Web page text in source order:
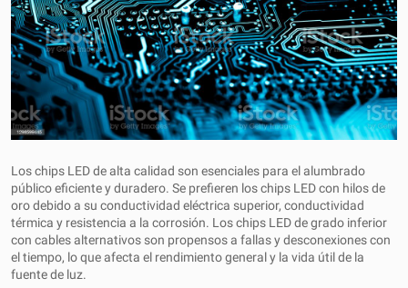
Los chips LED de alta calidad son esenciales para el alumbrado
público eficiente y duradero. Se prefieren los chips LED con hilos de
oro debido a su conductividad eléctrica superior, conductividad
térmica y resistencia a la corrosión. Los chips LED de grado inferior
con cables alternativos son propensos a fallas y desconexiones con
el tiempo, lo que afecta el rendimiento general y la vida útil de la
fuente de luz.